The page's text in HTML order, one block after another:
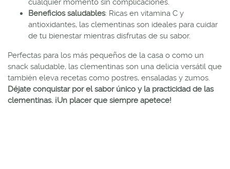
Beneficios saludables: Ricas en vitamina C y
antioxidantes, las clementinas son ideales para cuidar
de tu bienestar mientras disfrutas de su sabor.
Perfectas para los más pequeños de la casa o como un
snack saludable, las clementinas son una delicia versátil que
también eleva recetas como postres, ensaladas y zumos.
Déjate conquistar por el sabor único y la practicidad de las
clementinas. ¡Un placer que siempre apetece!